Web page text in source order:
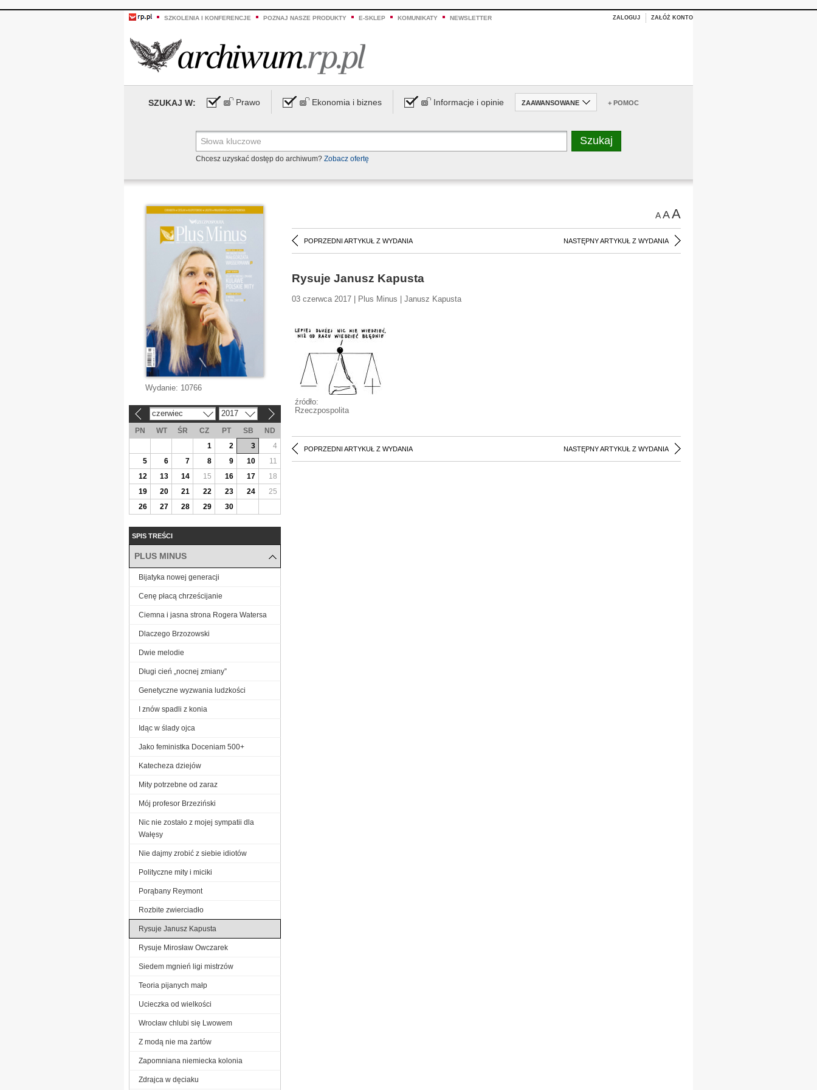
SZKOLENIA I KONFERENCJE POZNAJ NASZE PRODUKTY E-SKLEP KOMUNIKATY NEWSLETTER ZALOGUJ ZAŁÓŻ KONTO
SZUKAJ W: Prawo Ekonomia i biznes Informacje i opinie ZAAWANSOWANE + POMOC
Chcesz uzyskać dostęp do archiwum? Zobacz ofertę
AAA
POPRZEDNI ARTYKUŁ Z WYDANIA NASTĘPNY ARTYKUŁ Z WYDANIA
Rysuje Janusz Kapusta
03 czerwca 2017 | Plus Minus | Janusz Kapusta
źródło:
Rzeczpospolita
POPRZEDNI ARTYKUŁ Z WYDANIA NASTĘPNY ARTYKUŁ Z WYDANIA
Wydanie: 10766
czerwiec 2017
PN WT ŚR CZ PT SB
ND
1
2 3
4
5
6 7 8 9 10
11
12
13 14 15 16 17
18
19
20 21 22 23 24
25
26
27 28 29 30
SPIS TREŚCI
PLUS MINUS
Bijatyka nowej generacji
Cenę płacą chrześcijanie
Ciemna i jasna strona Rogera Watersa
Dlaczego Brzozowski
Dwie melodie
Długi cień „nocnej zmiany”
Genetyczne wyzwania ludzkości
I znów spadli z konia
Idąc w ślady ojca
Jako feministka Doceniam 500+
Katecheza dziejów
Mity potrzebne od zaraz
Mój profesor Brzeziński
Nic nie zostało z mojej sympatii dla
Wałęsy
Nie dajmy zrobić z siebie idiotów
Polityczne mity i miciki
Porąbany Reymont
Rozbite zwierciadło
Rysuje Janusz Kapusta
Rysuje Mirosław Owczarek
Siedem mgnień ligi mistrzów
Teoria pijanych małp
Ucieczka od wielkości
Wrocław chlubi się Lwowem
Z modą nie ma żartów
Zapomniana niemiecka kolonia
Zdrajca w dęciaku